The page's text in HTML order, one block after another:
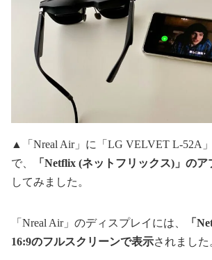
▲「Nreal Air」に「LG VELVET L-52A
で、
「Netflix (ネットフリックス)」の
してみました。
「Nreal Air」のディスプレイには、
「
16:9のフルスクリーンで表示されました